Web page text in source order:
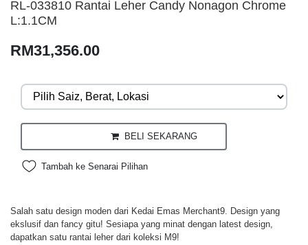
RL-033810 Rantai Leher Candy Nonagon Chrome
L:1.1CM
RM31,356.00
BELI SEKARANG
Tambah ke Senarai Pilihan
Salah satu design moden dari Kedai Emas Merchant9. Design yang
ekslusif dan fancy gitu! Sesiapa yang minat dengan latest design,
dapatkan satu rantai leher dari koleksi M9!